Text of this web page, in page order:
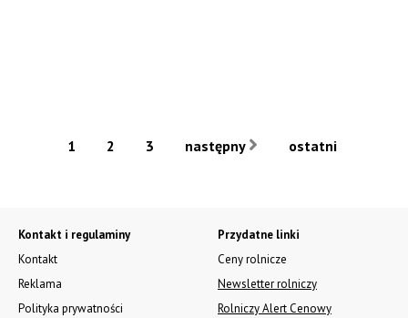
1 2 3 następny ostatni
Kontakt i regulaminy
Kontakt
Reklama
Polityka prywatności
Przydatne linki
Ceny rolnicze
Newsletter rolniczy
Rolniczy Alert Cenowy